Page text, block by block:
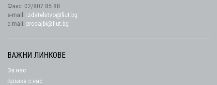
Факс: 02/807 85 88
e-mail: izdatelstvo@fiut.bg
e-maii: prodajbi@fiut.bg
ВАЖНИ ЛИНКОВЕ
За нас
Връзка с нас